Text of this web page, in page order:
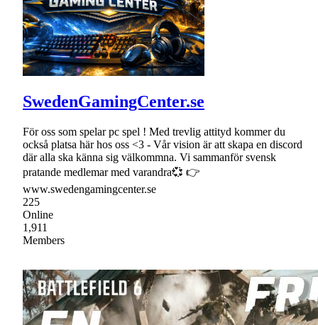
SwedenGamingCenter.se
För oss som spelar pc spel ! Med trevlig attityd kommer du
också platsa här hos oss <3 - Vår vision är att skapa en discord
där alla ska känna sig välkommna. Vi sammanför svensk
pratande medlemar med varandra💞 👉
www.swedengamingcenter.se
225
Online
1,911
Members